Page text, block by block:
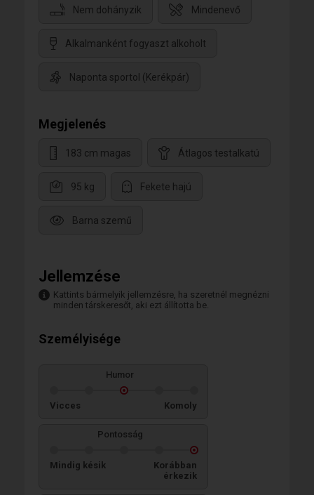
Nem dohányzik Mindenevő
Alkalmanként fogyaszt alkoholt
Naponta sportol (Kerékpár)
Megjelenés
183 cm magas Átlagos testalkatú
95 kg Fekete hajú
Barna szemű
Jellemzése
Kattints bármelyik jellemzésre, ha szeretnél megnézni
minden társkeresőt, aki ezt állította be.
Személyisége
Humor
Vicces Komoly
Pontosság
Mindig késik
Korábban
érkezik